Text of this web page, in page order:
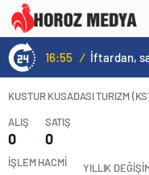
16:09
KUSTUR KUSADASI TURIZM
ALIŞ
0
SATIŞ
0
İŞLEM HACMİ YILLIK